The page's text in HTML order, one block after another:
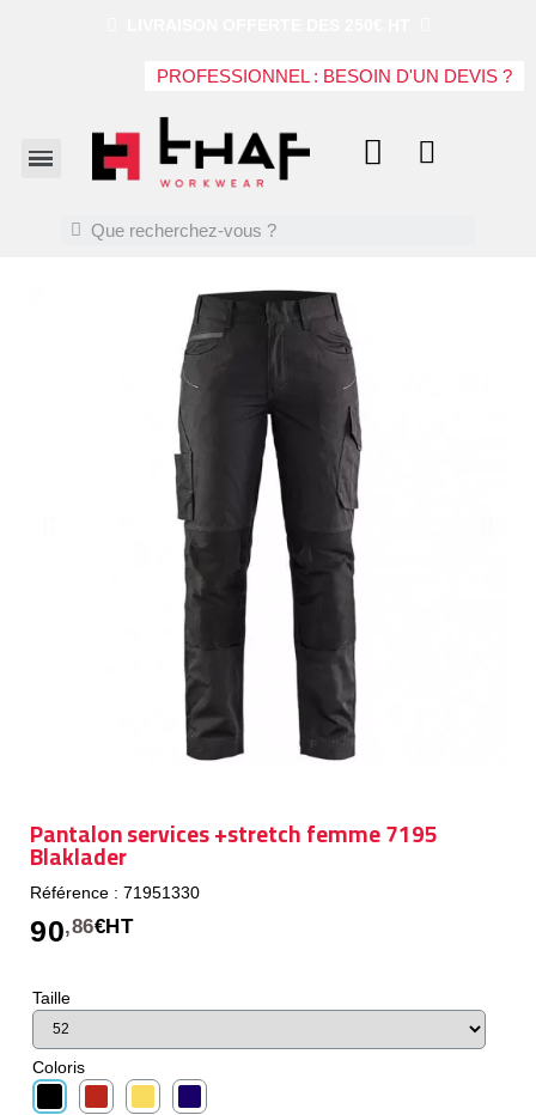
PROFESSIONNEL : BESOIN D'UN DEVIS ?
Pantalon services +stretch femme 7195
Blaklader
Référence : 71951330
90,86€HT
Taille
Coloris